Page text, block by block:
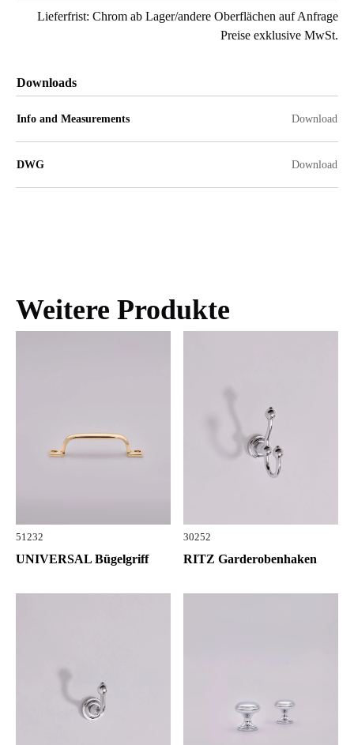
Lieferfrist: Chrom ab Lager/andere Oberflächen auf Anfrage
Preise exklusive MwSt.
Downloads
Info and Measurements Download
DWG Download
Weitere Produkte
51232
UNIVERSAL Bügelgriff
30252
RITZ Garderobenhaken